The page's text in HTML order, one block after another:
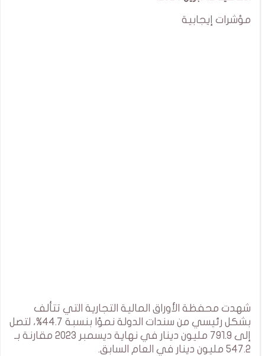
مؤشرات إيجابية
شهدت محفظة الأوراق المالية التجارية التي تتألف
بشكل رئيسي من سندات الدولة نموًا بنسبة 44.7%، لتصل
إلى 791.9 مليون دينار في نهاية ديسمبر 2023 مقارنة بـ
547.2 مليون دينار في العام السابق.